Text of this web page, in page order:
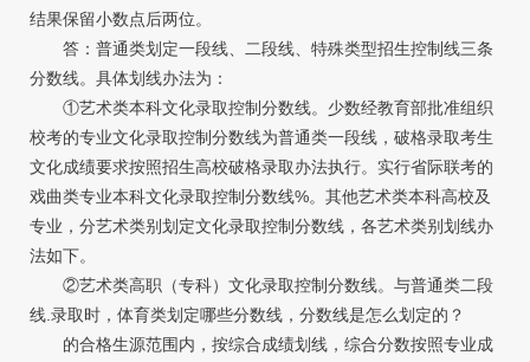
结果保留小数点后两位。
答：普通类划定一段线、二段线、特殊类型招生控制线三条
分数线。具体划线办法为：
①艺术类本科文化录取控制分数线。少数经教育部批准组织
校考的专业文化录取控制分数线为普通类一段线，破格录取考生
文化成绩要求按照招生高校破格录取办法执行。实行省际联考的
戏曲类专业本科文化录取控制分数线%。其他艺术类本科高校及
专业，分艺术类别划定文化录取控制分数线，各艺术类别划线办
法如下。
②艺术类高职（专科）文化录取控制分数线。与普通类二段
线.录取时，体育类划定哪些分数线，分数线是怎么划定的？
的合格生源范围内，按综合成绩划线，综合分数按照专业成